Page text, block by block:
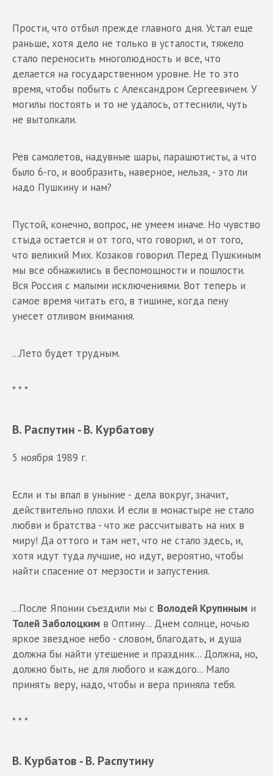
Прости, что отбыл прежде главного дня. Устал еще
раньше, хотя дело не только в усталости, тяжело
стало переносить многолюдность и все, что
делается на государственном уровне. Не то это
время, чтобы побыть с Александром Сергеевичем. У
могилы постоять и то не удалось, оттеснили, чуть
не вытолкали.
Рев самолетов, надувные шары, парашютисты, а что
было 6-го, и вообразить, наверное, нельзя, - это ли
надо Пушкину и нам?
Пустой, конечно, вопрос, не умеем иначе. Но чувство
стыда остается и от того, что говорил, и от того,
что великий Мих. Козаков говорил. Перед Пушкиным
мы все обнажились в беспомощности и пошлости.
Вся Россия с малыми исключениями. Вот теперь и
самое время читать его, в тишине, когда пену
унесет отливом внимания.
...Лето будет трудным.
* * *
В. Распутин - В. Курбатову
5 ноября 1989 г.
Если и ты впал в уныние - дела вокруг, значит,
действительно плохи. И если в монастыре не стало
любви и братства - что же рассчитывать на них в
миру! Да оттого и там нет, что не стало здесь, и,
хотя идут туда лучшие, но идут, вероятно, чтобы
найти спасение от мерзости и запустения.
...После Японии съездили мы с Володей Крупиным и
Толей Заболоцким в Оптину... Днем солнце, ночью
яркое звездное небо - словом, благодать, и душа
должна бы найти утешение и праздник... Должна, но,
должно быть, не для любого и каждого... Мало
принять веру, надо, чтобы и вера приняла тебя.
* * *
В. Курбатов - В. Распутину